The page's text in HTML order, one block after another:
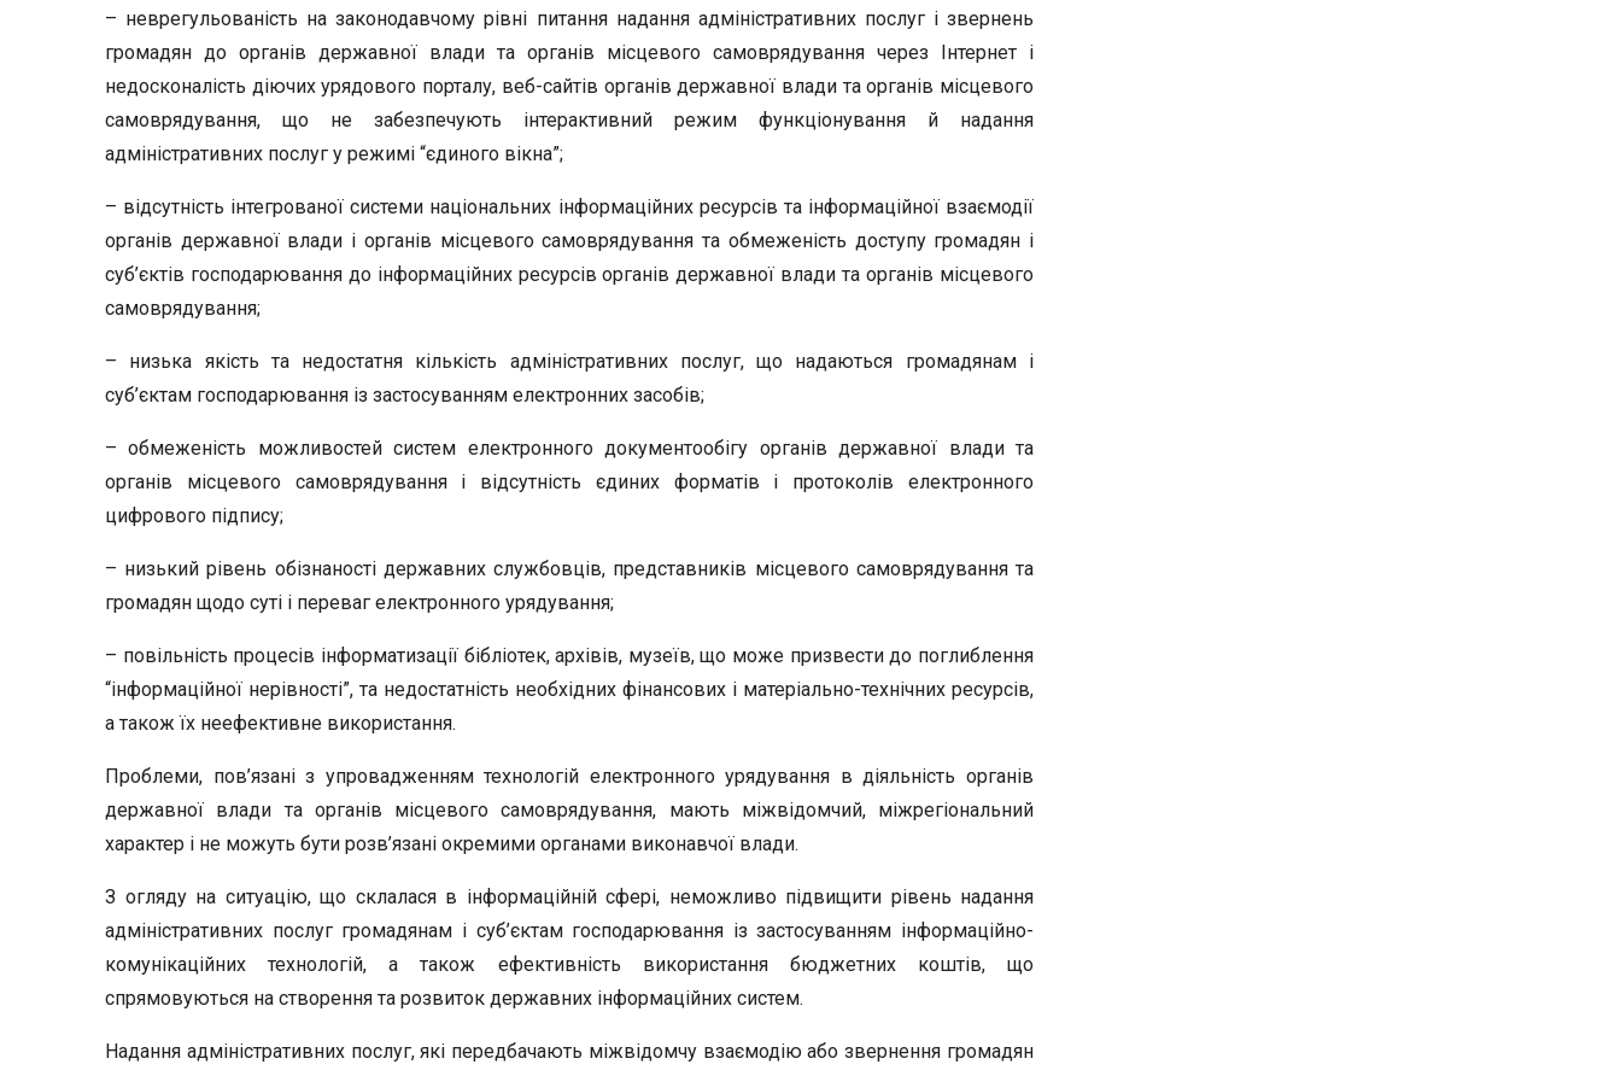
– неврегульованість на законодавчому рівні питання надання адміністративних послуг і звернень
громадян до органів державної влади та органів місцевого самоврядування через Інтернет і
недосконалість діючих урядового порталу, веб-сайтів органів державної влади та органів місцевого
самоврядування, що не забезпечують інтерактивний режим функціонування й надання
адміністративних послуг у режимі “єдиного вікна”;
– відсутність інтегрованої системи національних інформаційних ресурсів та інформаційної взаємодії
органів державної влади і органів місцевого самоврядування та обмеженість доступу громадян і
суб’єктів господарювання до інформаційних ресурсів органів державної влади та органів місцевого
самоврядування;
– низька якість та недостатня кількість адміністративних послуг, що надаються громадянам і
суб’єктам господарювання із застосуванням електронних засобів;
– обмеженість можливостей систем електронного документообігу органів державної влади та
органів місцевого самоврядування і відсутність єдиних форматів і протоколів електронного
цифрового підпису;
– низький рівень обізнаності державних службовців, представників місцевого самоврядування та
громадян щодо суті і переваг електронного урядування;
– повільність процесів інформатизації бібліотек, архівів, музеїв, що може призвести до поглиблення
“інформаційної нерівності”, та недостатність необхідних фінансових і матеріально-технічних ресурсів,
а також їх неефективне використання.
Проблеми, пов’язані з упровадженням технологій електронного урядування в діяльність органів
державної влади та органів місцевого самоврядування, мають міжвідомчий, міжрегіональний
характер і не можуть бути розв’язані окремими органами виконавчої влади.
З огляду на ситуацію, що склалася в інформаційній сфері, неможливо підвищити рівень надання
адміністративних послуг громадянам і суб’єктам господарювання із застосуванням інформаційно-
комунікаційних технологій, а також ефективність використання бюджетних коштів, що
спрямовуються на створення та розвиток державних інформаційних систем.
Надання адміністративних послуг, які передбачають міжвідомчу взаємодію або звернення громадян